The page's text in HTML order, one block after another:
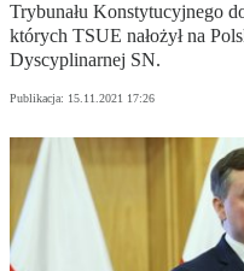
Trybunału Konstytucyjnego
których TSUE nałożył na
Dyscyplinarnej SN.
Publikacja: 15.11.2021 17:26